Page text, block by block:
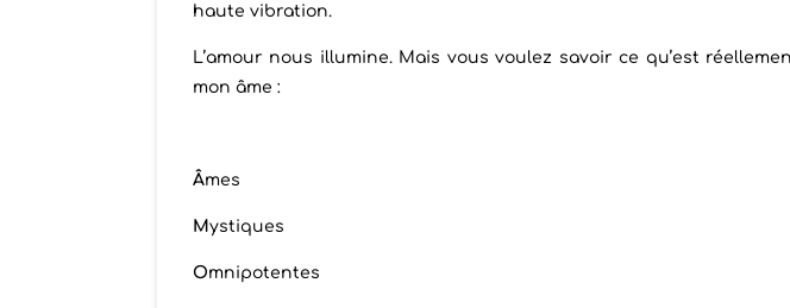
haute vibration.
L’amour nous illumine. Mais vous voulez savoir ce qu’est
mon âme :
Âmes
M ystiques
Omnipotentes